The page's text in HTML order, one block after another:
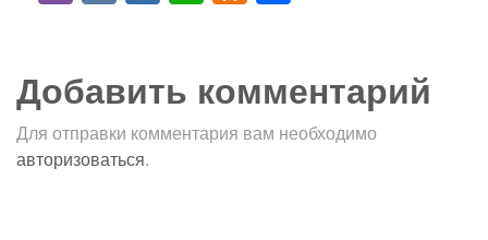
Добавить комментарий
Для отправки комментария вам необходимо
авторизоваться.